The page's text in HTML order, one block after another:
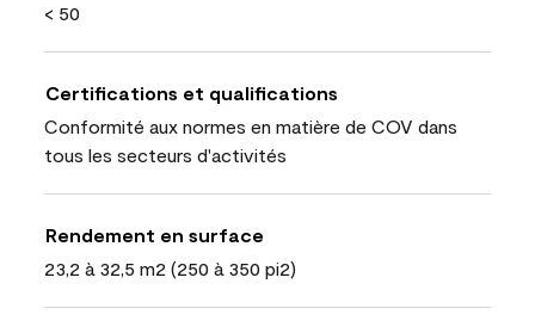
< 50
Certifications et qualifications
Conformité aux normes en matière de COV dans
tous les secteurs d'activités
Rendement en surface
23,2 à 32,5 m2 (250 à 350 pi2)